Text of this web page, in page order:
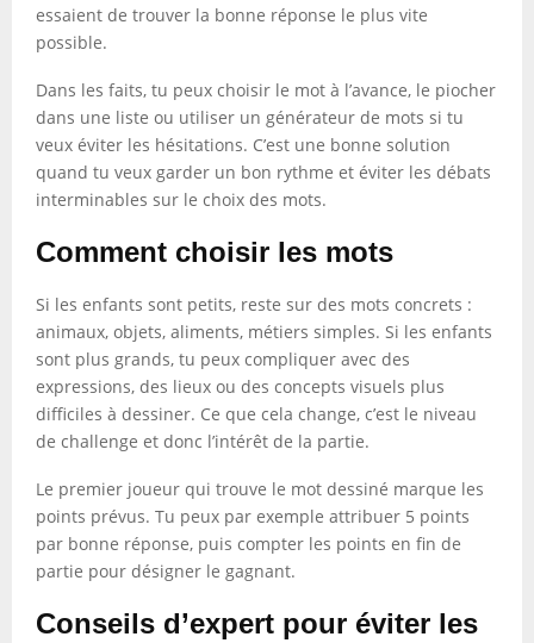
essaient de trouver la bonne réponse le plus vite
possible.
Dans les faits, tu peux choisir le mot à l’avance, le piocher
dans une liste ou utiliser un générateur de mots si tu
veux éviter les hésitations. C’est une bonne solution
quand tu veux garder un bon rythme et éviter les débats
interminables sur le choix des mots.
Comment choisir les mots
Si les enfants sont petits, reste sur des mots concrets :
animaux, objets, aliments, métiers simples. Si les enfants
sont plus grands, tu peux compliquer avec des
expressions, des lieux ou des concepts visuels plus
difficiles à dessiner. Ce que cela change, c’est le niveau
de challenge et donc l’intérêt de la partie.
Le premier joueur qui trouve le mot dessiné marque les
points prévus. Tu peux par exemple attribuer 5 points
par bonne réponse, puis compter les points en fin de
partie pour désigner le gagnant.
Conseils d’expert pour éviter les